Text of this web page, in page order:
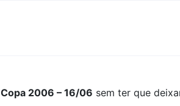
Copa 2006 – 16/06 sem ter que